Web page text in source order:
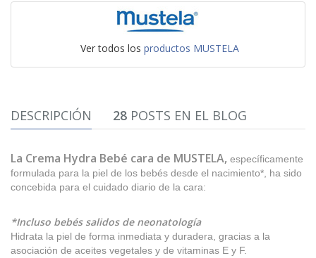
Ver todos los productos MUSTELA
DESCRIPCIÓN 28 POSTS EN EL BLOG
La Crema Hydra Bebé cara de MUSTELA, específicamente
formulada para la piel de los bebés desde el nacimiento*, ha sido
concebida para el cuidado diario de la cara:
*Incluso bebés salidos de neonatología
Hidrata la piel de forma inmediata y duradera, gracias a la
asociación de aceites vegetales y de vitaminas E y F.